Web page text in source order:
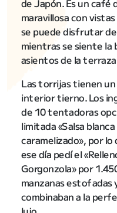
de Japón. Es un café
maravillosa con
se puede disfrutar
mientras se siente la
asientos de la
Las torrijas tienen
interior tierno. Los
de 10 tentadoras
limitada «Salsa
caramelizado», por
ese día pedí el
Gorgonzola» por
manzanas estofadas
combinaban a la